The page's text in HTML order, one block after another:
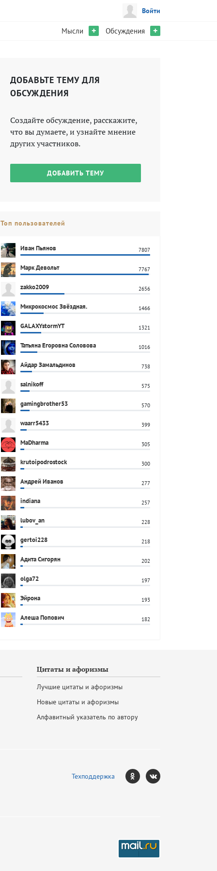
Войти
Мысли + Обсуждения +
ДОБАВЬТЕ ТЕМУ ДЛЯ
ОБСУЖДЕНИЯ
Создайте обсуждение, расскажите,
что вы думаете, и узнайте мнение
других участников.
ДОБАВИТЬ ТЕМУ
Топ пользователей
Иван Пьянов 7807
Марк Девольт 7767
zakko2009 2656
Микрокосмос Звёздная. 1466
GALAXYstormYT 1321
Татьяна Егоровна Соловова 1016
Айдар Замальдинов 738
salnikoff 575
gamingbrother53 570
waarr5433 399
MaDharma 305
krutoipodrostock 300
Андрей Иванов 277
indiana 257
lubov_an 228
gertoi228 218
Адита Сигорян 202
olga72 197
Эйрона 193
Алеша Попович 182
Цитаты и афоризмы
Лучшие цитаты и афоризмы
Новые цитаты и афоризмы
Алфавитный указатель по автору
Техподдержка